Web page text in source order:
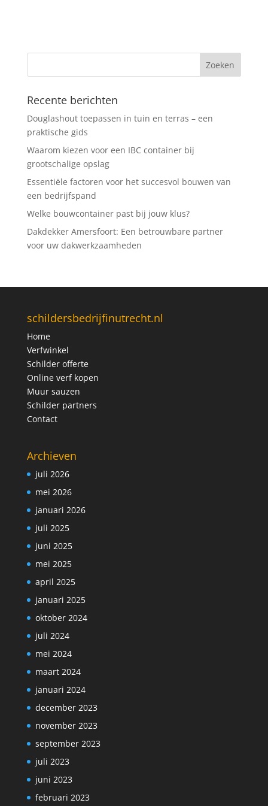
Recente berichten
Douglashout toepassen in tuin en terras – een
praktische gids
Waarom kiezen voor een IBC container bij
grootschalige opslag
Essentiële factoren voor het succesvol bouwen van
een bedrijfspand
Welke bouwcontainer past bij jouw klus?
Dakdekker Amersfoort: Een betrouwbare partner
voor uw dakwerkzaamheden
schildersbedrijfinutrecht.nl
Home
Verfwinkel
Schilder offerte
Online verf kopen
Muur sauzen
Schilder partners
Contact
Archieven
juli 2026
mei 2026
januari 2026
juli 2025
juni 2025
mei 2025
april 2025
januari 2025
oktober 2024
juli 2024
mei 2024
maart 2024
januari 2024
december 2023
november 2023
september 2023
juli 2023
juni 2023
februari 2023